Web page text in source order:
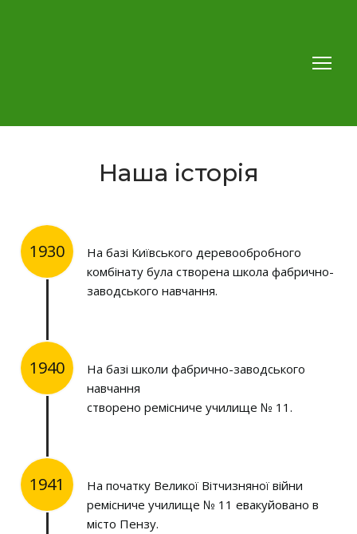
Наша історія
1930
На базі Київського деревообробного
комбінату була створена школа фабрично-
заводського навчання.
1940
На базі школи фабрично-заводського
навчання
створено ремісниче училище № 11.
1941
На початку Великої Вітчизняної війни
ремісниче училище № 11 евакуйовано в
місто Пензу.